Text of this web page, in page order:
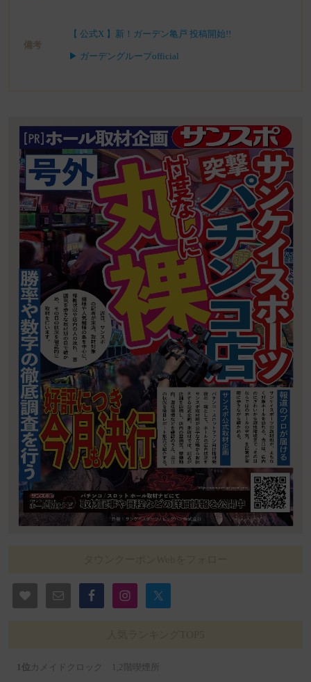
備考
【 公式X 】新！ガーデン亀戸 投稿開始!!
▶ ガーデングループofficial
カメイドクロック 1,2階喫煙所